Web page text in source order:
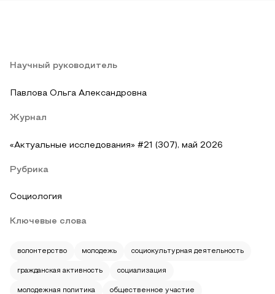
Научный руководитель
Павлова Ольга Александровна
Журнал
«Актуальные исследования» #21 (307), май 2026
Рубрика
Социология
Ключевые слова
волонтерство молодежь социокультурная деятельность
гражданская активность социализация
молодежная политика общественное участие